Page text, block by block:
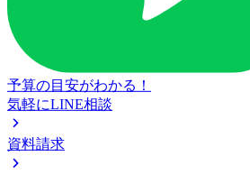
予算の目安がわかる！
気軽にLINE相談
資料請求